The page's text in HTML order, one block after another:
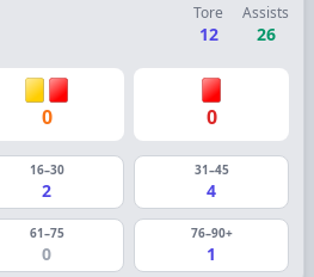
Tore
12
Assists
26
0 0
16–30
2
31–45
4
61–75
0
76–90+
1